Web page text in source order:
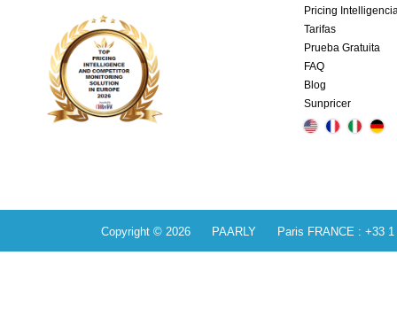
Pricing
Tarifas
Prueba Gratuita
FAQ
Blog
Sunpricer
Copyright © 2026 PAARLY Paris FRANCE : +33 1